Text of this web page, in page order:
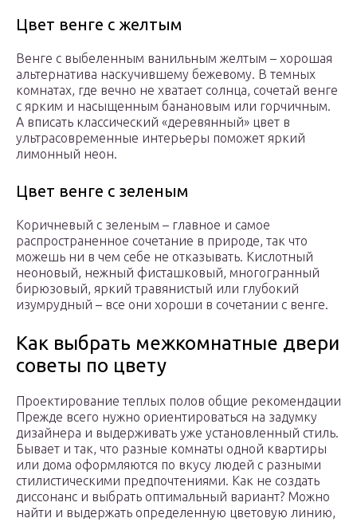
Цвет венге с желтым
Венге с выбеленным ванильным желтым – хорошая
альтернатива наскучившему бежевому. В темных
комнатах, где вечно не хватает солнца, сочетай венге
с ярким и насыщенным банановым или горчичным.
А вписать классический «деревянный» цвет в
ультрасовременные интерьеры поможет яркий
лимонный неон.
Цвет венге с зеленым
Коричневый с зеленым – главное и самое
распространенное сочетание в природе, так что
можешь ни в чем себе не отказывать. Кислотный
неоновый, нежный фисташковый, многогранный
бирюзовый, яркий травянистый или глубокий
изумрудный – все они хороши в сочетании с венге.
Как выбрать межкомнатные двери
советы по цвету
Проектирование теплых полов общие рекомендации
Прежде всего нужно ориентироваться на задумку
дизайнера и выдерживать уже установленный стиль.
Бывает и так, что разные комнаты одной квартиры
или дома оформляются по вкусу людей с разными
стилистическими предпочтениями. Как не создать
диссонанс и выбрать оптимальный вариант? Можно
найти и выдержать определенную цветовую линию,